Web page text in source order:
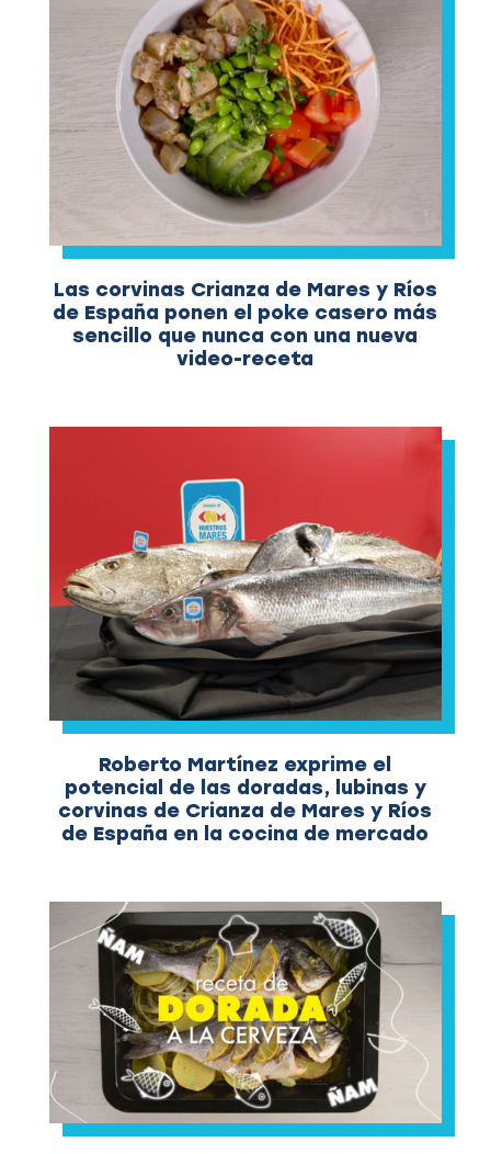
Las corvinas Crianza de Mares y Ríos
de España ponen el poke casero más
sencillo que nunca con una nueva
video-receta
Roberto Martínez exprime el
potencial de las doradas, lubinas y
corvinas de Crianza de Mares y Ríos
de España en la cocina de mercado